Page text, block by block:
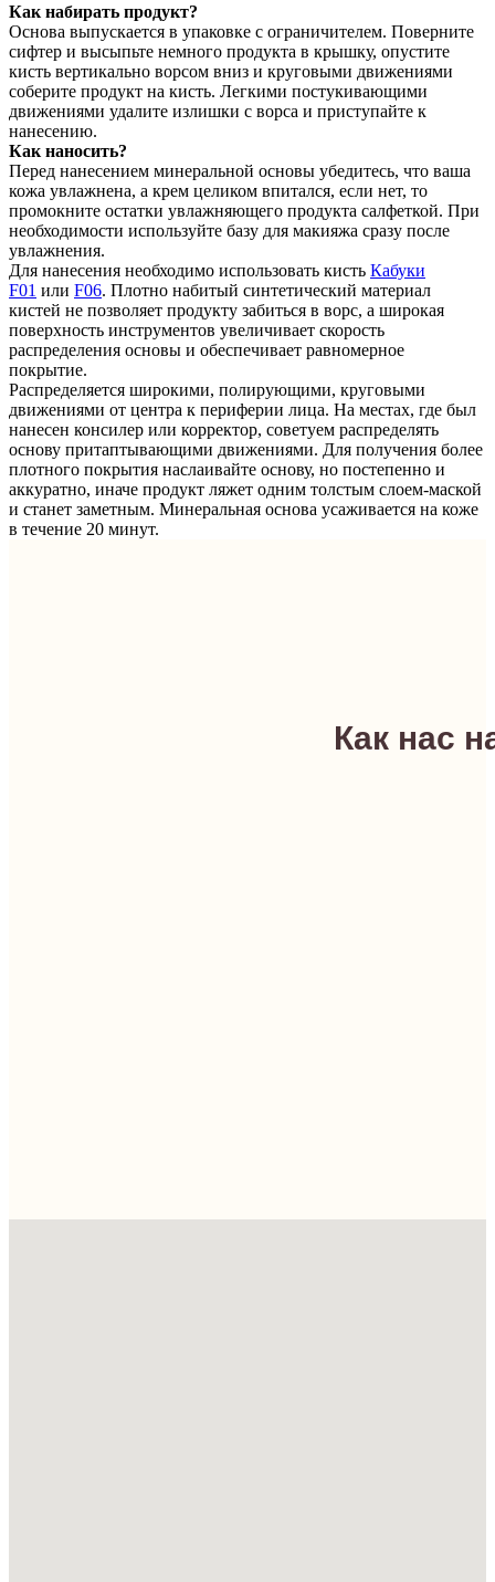
Как набирать продукт?
Основа выпускается в упаковке с ограничителем. Поверните
сифтер и высыпьте немного продукта в крышку, опустите
кисть вертикально ворсом вниз и круговыми движениями
соберите продукт на кисть. Легкими постукивающими
движениями удалите излишки с ворса и приступайте к
нанесению.
Как наносить?
Перед нанесением минеральной основы убедитесь, что ваша
кожа увлажнена, а крем целиком впитался, если нет, то
промокните остатки увлажняющего продукта салфеткой. При
необходимости используйте базу для макияжа сразу после
увлажнения.
Для нанесения необходимо использовать кисть Кабуки
F01 или F06. Плотно набитый синтетический материал
кистей не позволяет продукту забиться в ворс, а широкая
поверхность инструментов увеличивает скорость
распределения основы и обеспечивает равномерное
покрытие.
Распределяется широкими, полирующими, круговыми
движениями от центра к периферии лица. На местах, где был
нанесен консилер или корректор, советуем распределять
основу притаптывающими движениями. Для получения более
плотного покрытия наслаивайте основу, но постепенно и
аккуратно, иначе продукт ляжет одним толстым слоем-маской
и станет заметным. Минеральная основа усаживается на коже
в течение 20 минут.
Как нас